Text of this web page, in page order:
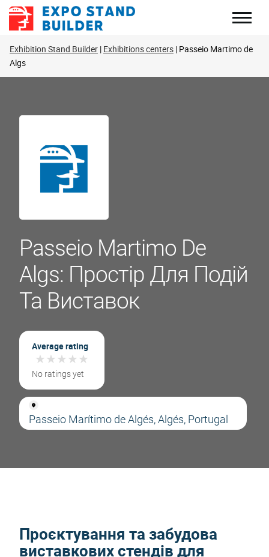
Перейти
Exhibition Stand Builder Exhibitions centers Passeio Martimo de
Algs
Passeio Martimo De
Algs: Простір Для Подій
Та Виставок
Average rating
★★★★★
★★★★★
No ratings yet
Passeio Marítimo de Algés, Algés, Portugal
Проєктування та забудова
виставкових стендів для